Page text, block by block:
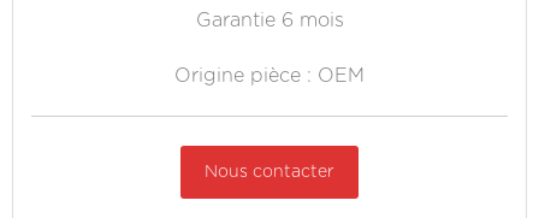
Garantie 6 mois
Origine pièce : OEM
Nous contacter